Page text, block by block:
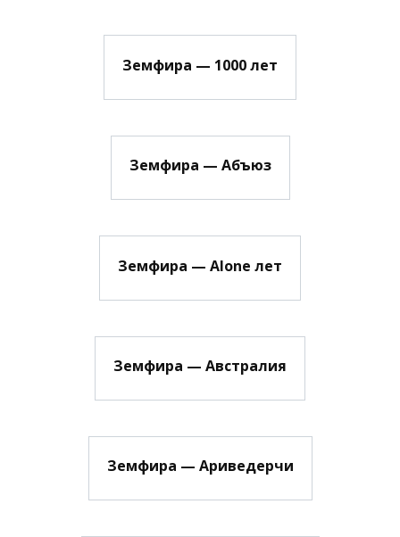
Земфира — 1000 лет
Земфира — Абъюз
Земфира — Alone лет
Земфира — Австралия
Земфира — Ариведерчи